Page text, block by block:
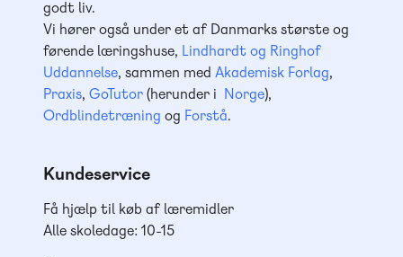
godt liv.
Vi hører også under et af Danmarks største og
førende læringshuse, Lindhardt og Ringhof
Uddannelse, sammen med Akademisk Forlag,
Praxis, GoTutor(herunder i Norge),
Ordblindetræning og Forstå.
Kundeservice
Få hjælp til køb af læremidler
Alle skoledage: 10-15